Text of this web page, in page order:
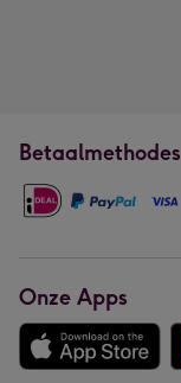
Betaalmethodes
Onze Apps